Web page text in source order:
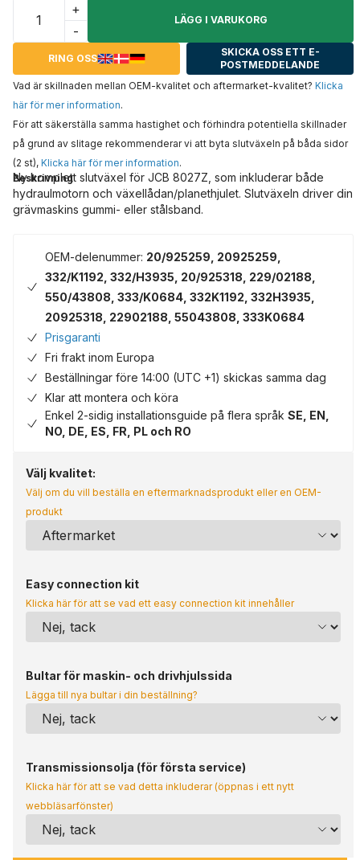
+
-
LÄGG I VARUKORG
RING OSS
SKICKA OSS ETT E-
POSTMEDDELANDE
Vad är skillnaden mellan OEM-kvalitet och aftermarket-kvalitet? Klicka
här för mer information.
För att säkerställa samma hastighet och förhindra potentiella skillnader
på grund av slitage rekommenderar vi att byta slutväxeln på båda sidor
(2 st), Klicka här för mer information.
Beskrivning
Ny komplett slutväxel för JCB 8027Z, som inkluderar både
hydraulmotorn och växellådan/planethjulet. Slutväxeln driver din
grävmaskins gummi- eller stålsband.
OEM-delenummer: 20/925259, 20925259,
332/K1192, 332/H3935, 20/925318, 229/02188,
550/43808, 333/K0684, 332K1192, 332H3935,
20925318, 22902188, 55043808, 333K0684
Prisgaranti
Fri frakt inom Europa
Beställningar före 14:00 (UTC +1) skickas samma dag
Klar att montera och köra
Enkel 2-sidig installationsguide på flera språk SE, EN,
NO, DE, ES, FR, PL och RO
Välj kvalitet:
Välj om du vill beställa en eftermarknadsprodukt eller en OEM-
produkt
Easy connection kit
Klicka här för att se vad ett easy connection kit innehåller
Bultar för maskin- och drivhjulssida
Lägga till nya bultar i din beställning?
Transmissionsolja (för första service)
Klicka här för att se vad detta inkluderar (öppnas i ett nytt
webbläsarfönster)